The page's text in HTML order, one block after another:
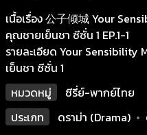
เนื้อเรื่อง 公子倾城 Your
คุณชายเย็นชา ซีซั่น 1 EP.1-1
รายละเอียด Your
เย็นชา ซีซั่น 1
หมวดหมู่
ซีรี่ย์-พากย์ไทย
ประเภท
ดราม่า (Drama) •